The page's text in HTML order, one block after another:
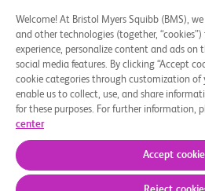
Überblick
The purpose of this study is to
pharmacokinetics (PK),
extent of elimination, mass
an... Read More
Welcome! At Bristol Myers Squibb (BMS),
and other technologies (together,
experience, personalize content and ads on
social media features. By clicking “Accept
cookie categories through customization of
enable us to collect, use, and share
for these purposes. For further information,
center
Accept